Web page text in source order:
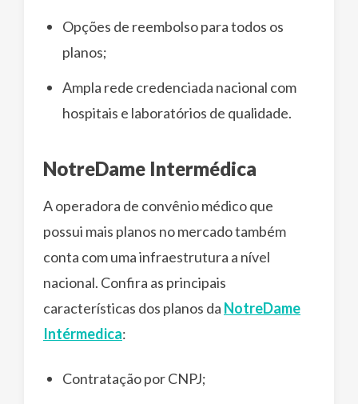
Opções de reembolso para todos os
planos;
Ampla rede credenciada nacional com
hospitais e laboratórios de qualidade.
NotreDame Intermédica
A operadora de convênio médico que
possui mais planos no mercado também
conta com uma infraestrutura a nível
nacional. Confira as principais
características dos planos da NotreDame
Intérmedica:
Contratação por CNPJ;